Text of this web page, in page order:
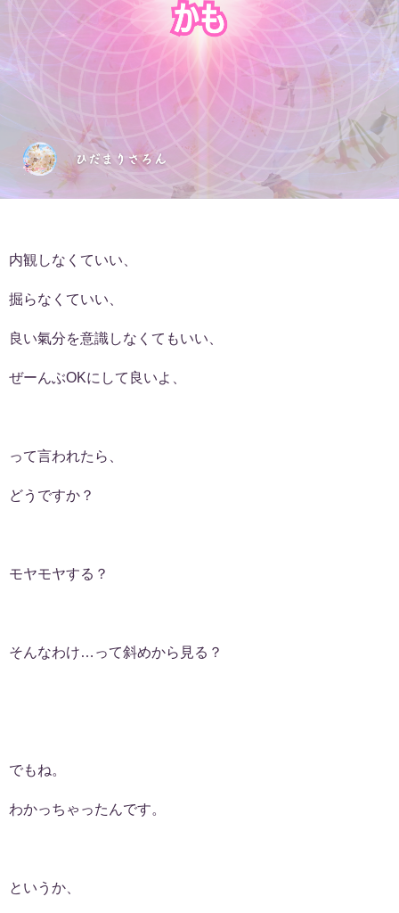
内観しなくていい、
掘らなくていい、
良い氣分を意識しなくてもいい、
ぜーんぶOKにして良いよ、
って言われたら、
どうですか？
モヤモヤする？
そんなわけ…って斜めから見る？
でもね。
わかっちゃったんです。
というか、